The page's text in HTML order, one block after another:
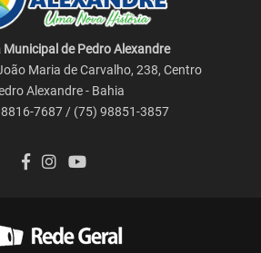
de Pedro Alexandre
Maria de Carvalho, 238, Centro
Alexandre - Bahia
7687 / (75) 98851-3857